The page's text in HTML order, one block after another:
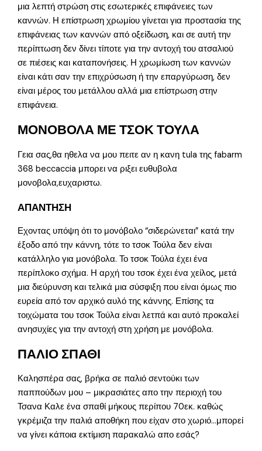
μια λεπτή στρώση στις εσωτερικές επιφάνειες των
καννών. Η επίστρωση χρωμίου γίνεται για προστασία της
επιφάνειας των καννών από οξείδωση, και σε αυτή την
περίπτωση δεν δίνει τίποτε για την αντοχή του ατσαλιού
σε πιέσεις και καταπονήσεις. Η χρωμίωση των καννών
είναι κάτι σαν την επιχρύσωση ή την επαργύρωση, δεν
είναι μέρος του μετάλλου αλλά μια επίστρωση στην
επιφάνεια.
ΜΟΝΟΒΟΛΑ ΜΕ ΤΣΟΚ ΤΟΥΛΑ
Γεια σας,θα ηθελα να μου πειτε αν η κανη tula της fabarm
368 beccaccia μπορει να ριξει ευθυβολα
μονοβολα,ευχαριστω.
ΑΠΑΝΤΗΣΗ
Εχοντας υπόψη ότι το μονόβολο “σιδερώνεται” κατά την
έξοδο από την κάννη, τότε το τσοκ Τούλα δεν είναι
κατάλληλο για μονόβολα. Το τσοκ Τούλα έχει ένα
περίπλοκο σχήμα. Η αρχή του τσοκ έχει ένα χείλος, μετά
μια διεύρυνση και τελικά μια σύσφιξη που είναι όμως πιο
ευρεία από τον αρχικό αυλό της κάννης. Επίσης τα
τοιχώματα του τσοκ Τούλα είναι λετπά και αυτό προκαλεί
ανησυχίες για την αντοχή στη χρήση με μονόβολα.
ΠΑΛΙΟ ΣΠΑΘΙ
Καλησπέρα σας, βρήκα σε παλιό σεντούκι των
παππούδων μου – μικρασιάτες απο την περιοχή του
Τσανα Καλε ένα σπαθί μήκους περίπου 70εκ. καθώς
γκρέμιζα την παλιά αποθήκη που είχαν στο χωριό…μπορεί
να γίνει κάποια εκτίμιση παρακαλώ απο εσάς?